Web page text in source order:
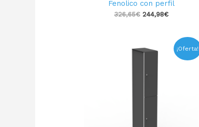
Fenolico con perfil
326,65€ 244,98€
¡Oferta!
precio
356,49€.
El
precio
actual